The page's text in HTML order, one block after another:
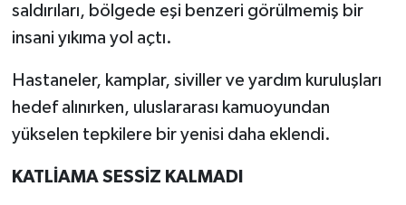
saldırıları, bölgede eşi benzeri görülmemiş bir
insani yıkıma yol açtı.
Hastaneler, kamplar, siviller ve yardım kuruluşları
hedef alınırken, uluslararası kamuoyundan
yükselen tepkilere bir yenisi daha eklendi.
KATLİAMA SESSİZ KALMADI